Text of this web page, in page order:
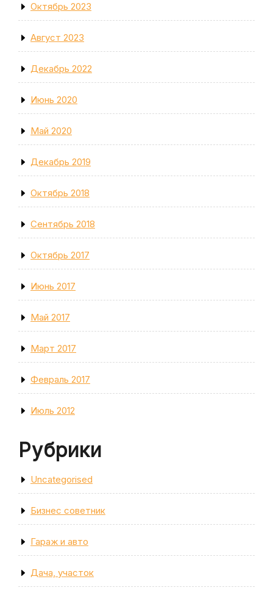
Октябрь 2023
Август 2023
Декабрь 2022
Июнь 2020
Май 2020
Декабрь 2019
Октябрь 2018
Сентябрь 2018
Октябрь 2017
Июнь 2017
Май 2017
Март 2017
Февраль 2017
Июль 2012
Рубрики
Uncategorised
Бизнес советник
Гараж и авто
Дача, участок